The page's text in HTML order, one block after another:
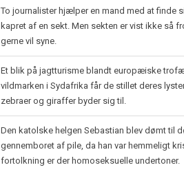
To journalister hjælper en mand med at finde
kapret af en sekt. Men sekten er vist ikke så
gerne vil syne.
Et blik på jagtturisme blandt europæiske
vildmarken i Sydafrika får de stillet deres
zebraer og giraffer byder sig til.
Den katolske helgen Sebastian blev dømt til
gennemboret af pile, da han var hemmeligt
fortolkning er der homoseksuelle undertoner.